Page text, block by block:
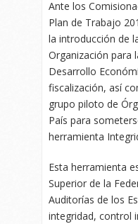
Ante los
Plan de Trabajo
la introducción de
Organización para
Desarrollo
fiscalización, así
grupo piloto de
País para
herramienta
Esta herramienta
Superior de la
Auditorías de los
integridad, control